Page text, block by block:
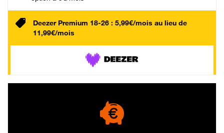
Deezer Premium 18-26 : 5,99€/mois au lieu de
11,99€/mois